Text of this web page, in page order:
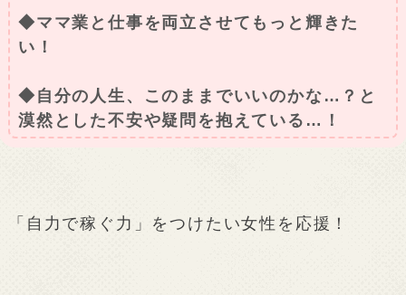
◆ママ業と仕事を両立させてもっと輝きた
い！
◆自分の人生、このままでいいのかな…？と
漠然とした不安や疑問を抱えている…！
「自力で稼ぐ力」をつけたい女性を応援！